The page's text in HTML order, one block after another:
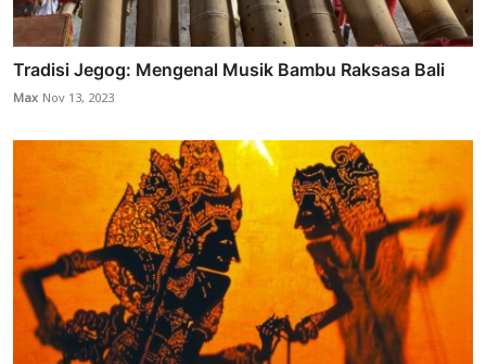
Tradisi Jegog: Mengenal Musik Bambu Raksasa Bali
Max Nov 13, 2023